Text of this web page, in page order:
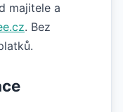
majitele a
. Bez